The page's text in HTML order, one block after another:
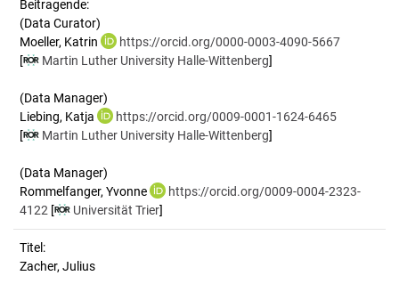
Beitragende:
(Data Curator)
Moeller, Katrin
https://orcid.org/0000-0003-4090-5667
[
Martin Luther University Halle-Wittenberg]
(Data Manager)
Liebing, Katja
https://orcid.org/0009-0001-1624-6465
[
Martin Luther University Halle-Wittenberg]
(Data Manager)
Rommelfanger, Yvonne
https://orcid.org/0009-0004-2323-
4122 [ Universität Trier]
Titel:
Zacher, Julius